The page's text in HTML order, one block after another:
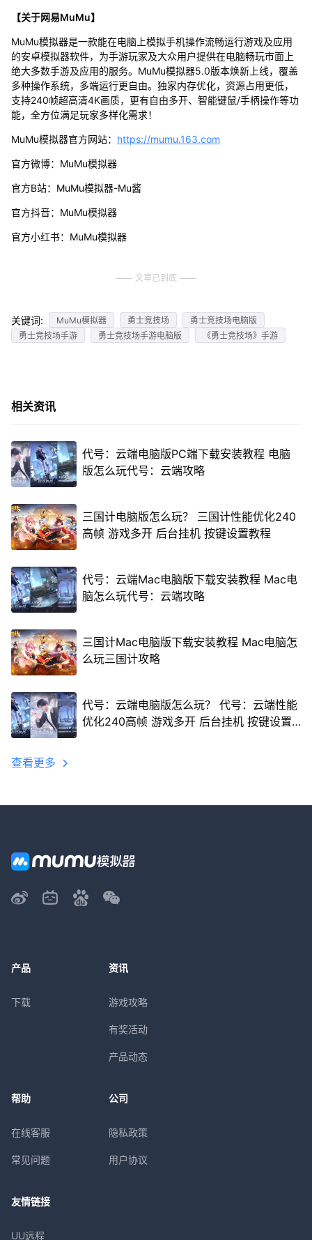
【关于网易MuMu】
MuMu模拟器是一款能在电脑上模拟手机操作流畅运行游戏及应用
的安卓模拟器软件，为手游玩家及大众用户提供在电脑畅玩市面上
绝大多数手游及应用的服务。MuMu模拟器5.0版本焕新上线，覆盖
多种操作系统，多端运行更自由。独家内存优化，资源占用更低，
支持240帧超高清4K画质，更有自由多开、智能键鼠/手柄操作等功
能，全方位满足玩家多样化需求！
MuMu模拟器官方网站： https://mumu.163.com
官方微博：MuMu模拟器
官方B站：MuMu模拟器-Mu酱
官方抖音：MuMu模拟器
官方小红书：MuMu模拟器
文章已到底
关键词: MuMu模拟器 勇士竞技场
勇士竞技场电脑版
勇士竞技场手游
勇士竞技场手游电脑版 《勇士竞技场》手游
相关资讯
代号：云端电脑版PC端下载安装教程 电脑
版怎么玩代号：云端攻略
三国计电脑版怎么玩？ 三国计性能优化240
高帧 游戏多开 后台挂机 按键设置教程
代号：云端Mac电脑版下载安装教程 Mac电
脑怎么玩代号：云端攻略
三国计Mac电脑版下载安装教程 Mac电脑怎
么玩三国计攻略
代号：云端电脑版怎么玩？ 代号：云端性能
优化240高帧 游戏多开 后台挂机 按键设置
查看更多
产品
下载
资讯
游戏攻略
有奖活动
产品动态
帮助
在线客服
常见问题
公司
隐私政策
用户协议
友情链接
UU远程